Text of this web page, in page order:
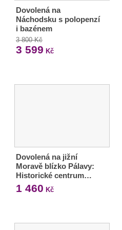
Dovolená na
Náchodsku s polopenzí
i bazénem
3 800 Kč
3 599 Kč
Dovolená na jižní
Moravě blízko Pálavy:
Historické centrum…
1 460 Kč